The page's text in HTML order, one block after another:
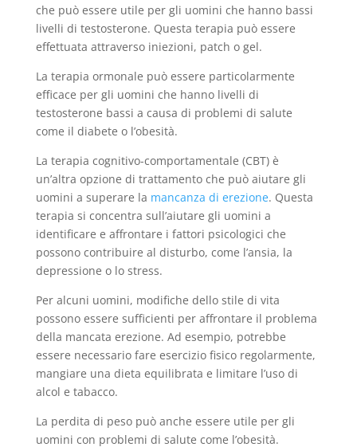
che può essere utile per gli uomini che hanno bassi
livelli di testosterone. Questa terapia può essere
effettuata attraverso iniezioni, patch o gel.
La terapia ormonale può essere particolarmente
efficace per gli uomini che hanno livelli di
testosterone bassi a causa di problemi di salute
come il diabete o l’obesità.
La terapia cognitivo-comportamentale (CBT) è
un’altra opzione di trattamento che può aiutare gli
uomini a superare la mancanza di erezione. Questa
terapia si concentra sull’aiutare gli uomini a
identificare e affrontare i fattori psicologici che
possono contribuire al disturbo, come l’ansia, la
depressione o lo stress.
Per alcuni uomini, modifiche dello stile di vita
possono essere sufficienti per affrontare il problema
della mancata erezione. Ad esempio, potrebbe
essere necessario fare esercizio fisico regolarmente,
mangiare una dieta equilibrata e limitare l’uso di
alcol e tabacco.
La perdita di peso può anche essere utile per gli
uomini con problemi di salute come l’obesità.